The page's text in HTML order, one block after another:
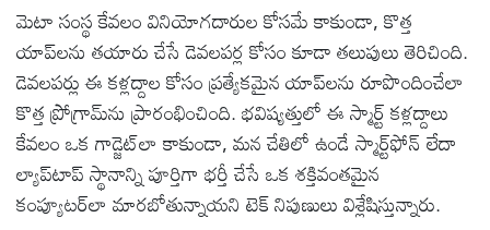
మెటా సంస్థ కేవలం వినియోగదారుల కోసమే కాకుండా, కొత్త
యాప్‌లను తయారు చేసే డెవలపర్ల కోసం కూడా తలుపులు తెరిచింది.
డెవలపర్లు ఈ కళ్లద్దాల కోసం ప్రత్యేకమైన యాప్‌లను రూపొందించేలా
కొత్త ప్రోగ్రామ్‌ను ప్రారంభించింది. భవిష్యత్తులో ఈ స్మార్ట్ కళ్లద్దాలు
కేవలం ఒక గాడ్జెట్‌లా కాకుండా, మన చేతిలో ఉండే స్మార్ట్‌ఫోన్ లేదా
ల్యాప్‌టాప్ స్థానాన్ని పూర్తిగా భర్తీ చేసే ఒక శక్తివంతమైన
కంప్యూటర్‌లా మారబోతున్నాయని టెక్ నిపుణులు విశ్లేషిస్తున్నారు.